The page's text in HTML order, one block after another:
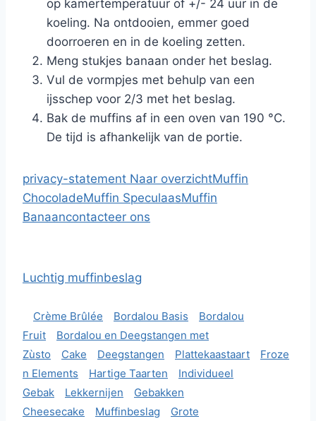
op kamertemperatuur of +/- 24 uur in de
koeling. Na ontdooien, emmer goed
doorroeren en in de koeling zetten.
Meng stukjes banaan onder het beslag.
Vul de vormpjes met behulp van een
ijsschep voor 2/3 met het beslag.
Bak de muffins af in een oven van 190 °C.
De tijd is afhankelijk van de portie.
privacy-statement Naar overzichtMuffin
ChocoladeMuffin SpeculaasMuffin
Banaancontacteer ons
Luchtig muffinbeslag
Crème Brûlée Bordalou Basis
Bordalou
Fruit
Bordalou en Deegstangen met
Zùsto
Cake Deegstangen Plattekaastaart
Froze
n Elements
Hartige Taarten
Individueel
Gebak
Lekkernijen
Gebakken
Cheesecake
Muffinbeslag Grote